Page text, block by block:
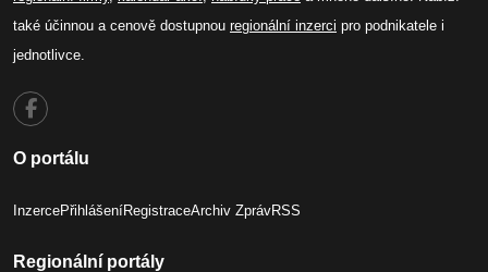
také účinnou a cenově dostupnou regionální inzerci pro podnikatele i
jednotlivce.
O portálu
InzercePřihlášeníRegistraceArchiv ZprávRSS
Regionální portály